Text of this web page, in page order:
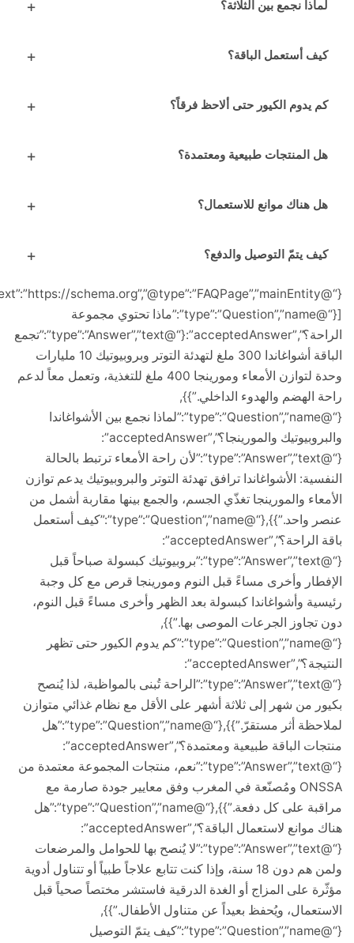
نجمع بين الثلاثة؟
أستعمل الباقة؟
يدوم الكيور حتى ألاحظ فرقاً؟
المنتجات طبيعية ومعتمدة؟
هناك موانع للاستعمال؟
يتمّ التوصيل والدفع؟
{“@context”:”https://schema.org”,”@type”:”FAQPage”,”mainEntity”:
[{“@type”:”Question”,”name”:”ماذا تحتوي مجموعة
الراحة؟”,”acceptedAnswer”:{“@type”:”Answer”,”text”:”تجمع
الباقة أشواغاندا 300 ملغ لتهدئة التوتر وبروبيوتيك 10 مليارات
وحدة لتوازن الأمعاء ومورينجا 400 ملغ للتغذية، وتعمل معاً لدعم
والهدوء الداخلي.”}},
{“@type”:”Question”,”name”:”لماذا نجمع بين الأشواغاندا
والبروبيوتيك والمورينجا؟”,”acceptedAnswer”:
{“@type”:”Answer”,”text”:”لأن راحة الأمعاء ترتبط بالحالة
الأشواغاندا ترافق تهدئة التوتر والبروبيوتيك يدعم توازن
والمورينجا تغذّي الجسم، والجمع بينها مقاربة أشمل من
عنصر واحد.”}},{“@type”:”Question”,”name”:”كيف أستعمل
باقة الراحة؟”,”acceptedAnswer”:
{“@type”:”Answer”,”text”:”بروبيوتيك كبسولة صباحاً قبل
وأخرى مساءً قبل النوم ومورينجا قرص مع كل وجبة
وأشواغاندا كبسولة بعد الظهر وأخرى مساءً قبل النوم،
الجرعات الموصى بها.”}},
{“@type”:”Question”,”name”:”كم يدوم الكيور حتى تظهر
النتيجة؟”,”acceptedAnswer”:
{“@type”:”Answer”,”text”:”الراحة تُبنى بالمواظبة، لذا يُنصح
من شهر إلى ثلاثة أشهر على الأقل مع نظام غذائي متوازن
لملاحظة أثر مستقرّ.”}},{“@type”:”Question”,”name”:”هل
منتجات الباقة طبيعية ومعتمدة؟”,”acceptedAnswer”:
{“@type”:”Answer”,”text”:”نعم، منتجات المجموعة معتمدة من
ONSSA ومُصنّعة في المغرب وفق معايير جودة صارمة مع
مراقبة على كل دفعة.”}},{“@type”:”Question”,”name”:”هل
هناك موانع لاستعمال الباقة؟”,”acceptedAnswer”:
{“@type”:”Answer”,”text”:”لا يُنصح بها للحوامل والمرضعات
ولمن هم دون 18 سنة، وإذا كنت تتابع علاجاً طبياً أو تتناول أدوية
على المزاج أو الغدة الدرقية فاستشر مختصاً صحياً قبل
ويُحفظ بعيداً عن متناول الأطفال.”}},
{“@type”:”Question”,”name”:”كيف يتمّ التوصيل